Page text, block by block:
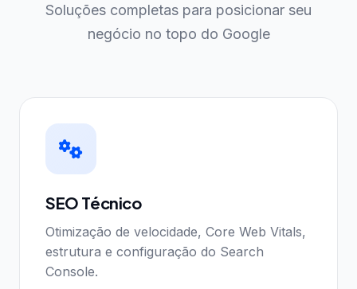
Soluções completas para posicionar seu
negócio no topo do Google
SEO Técnico
Otimização de velocidade, Core Web Vitals,
estrutura e configuração do Search
Console.